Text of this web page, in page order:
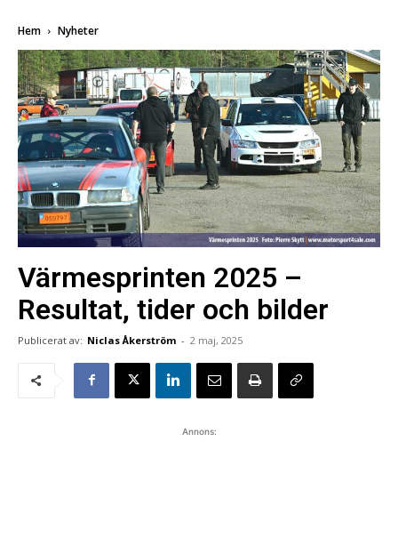
Hem Nyheter
Värmesprinten 2025 –
Resultat, tider och bilder
Publicerat av: Niclas Åkerström - 2 maj, 2025
Annons: